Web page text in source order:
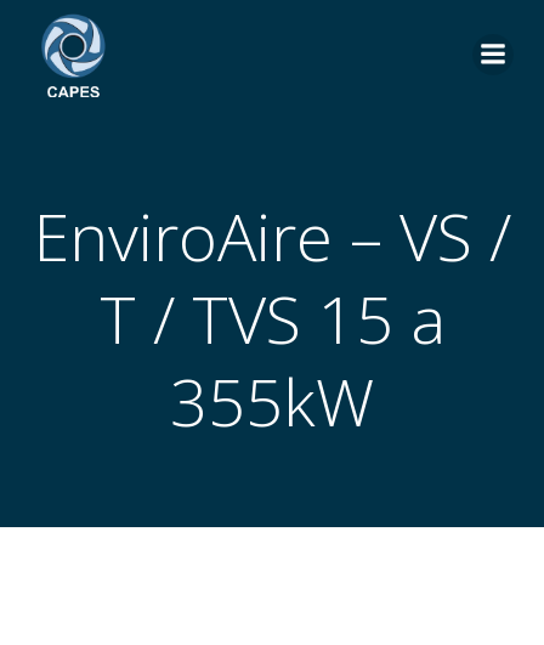
EnviroAire – VS /
T / TVS 15 a
355kW